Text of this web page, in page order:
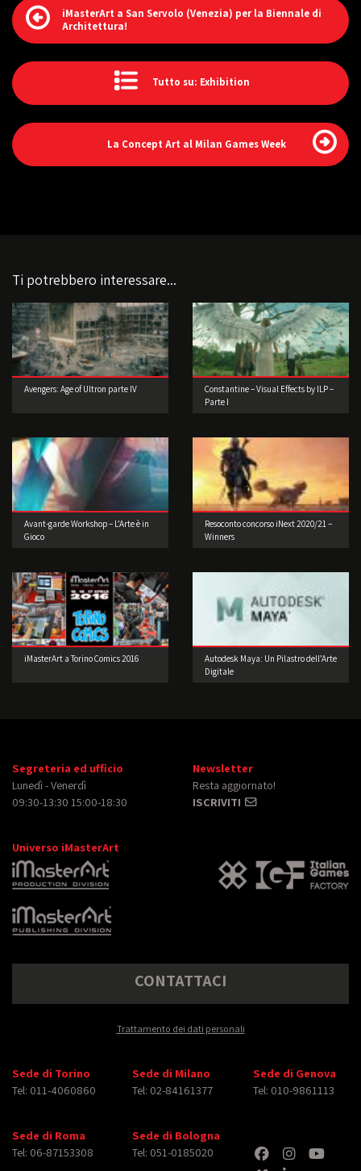
iMasterArt a San Servolo (Venezia) per la Biennale di
Architettura!
Tutto su: Exhibition
La Concept Art al Milan Games Week
Ti potrebbero interessare...
Avengers: Age of Ultron parte IV
Constantine – Visual Effects by ILP –
Parte I
Avant-garde Workshop – L’Arte è in
Gioco
Resoconto concorso iNext 2020/21 –
Winners
iMasterArt a Torino Comics 2016
Autodesk Maya: Un Pilastro dell’Arte
Digitale
Segreteria ed ufficio
Lunedì - Venerdì
09:30-13:30 15:00-18:30
Newsletter
Resta aggiornato!
ISCRIVITI
Universo iMasterArt
CONTATTACI
Trattamento dei dati personali
Sede di Torino
Tel: 011-4060860
Sede di Milano
Tel: 02-84161377
Sede di Genova
Tel: 010-9861113
Sede di Roma
Tel: 06-87153308
Sede di Bologna
Tel: 051-0185020